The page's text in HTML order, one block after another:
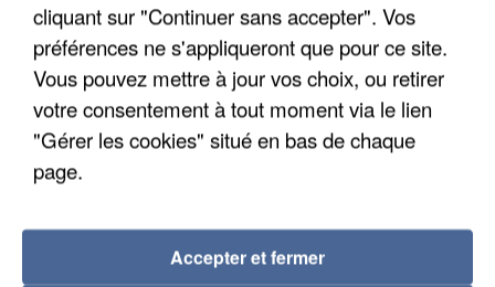
L’UN DES FONDATEURS SUPPOSÉS DE LA DZ
MAFIA INTERPELLÉ EN ALGÉRIE
cliquant sur "Continuer sans accepter". Vos
préférences ne s'appliqueront que pour ce site.
Vous pouvez mettre à jour vos choix, ou retirer
votre consentement à tout moment via le lien
"Gérer les cookies" situé en bas de chaque
page.
Accepter et fermer